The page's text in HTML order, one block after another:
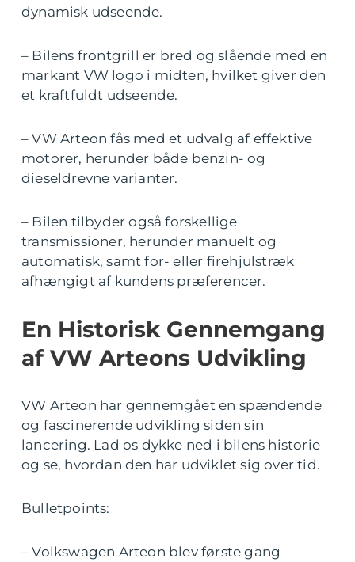
dynamisk udseende.
– Bilens frontgrill er bred og slående med en
markant VW logo i midten, hvilket giver den
et kraftfuldt udseende.
– VW Arteon fås med et udvalg af effektive
motorer, herunder både benzin- og
dieseldrevne varianter.
– Bilen tilbyder også forskellige
transmissioner, herunder manuelt og
automatisk, samt for- eller firehjulstræk
afhængigt af kundens præferencer.
En Historisk Gennemgang
af VW Arteons Udvikling
VW Arteon har gennemgået en spændende
og fascinerende udvikling siden sin
lancering. Lad os dykke ned i bilens historie
og se, hvordan den har udviklet sig over tid.
Bulletpoints:
– Volkswagen Arteon blev første gang